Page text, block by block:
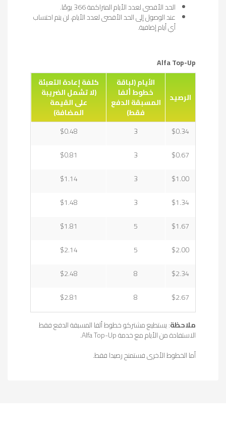
الحد الأقصى لعدد الأيام المتراكمة 366 يومًا.
عند الوصول إلى الحد الأقصى لعدد الأيام، لن يتم احتساب
أي أيام إضافية.
Alfa Top-Up
الرصيد
الأيام (لباقة
خطوط ألفا
المسبقة الدفع
فقط)
كلفة إعادة التعبئة
(لا تشمل الضريبة
على القيمة
المضافة)
$0.34
3
$0.48
$0.67
3
$0.81
$1.00
3
$1.14
$1.34
3
$1.48
$1.67
5
$1.81
$2.00
5
$2.14
$2.34
8
$2.48
$2.67
8
$2.81
ملاحظة: يستطيع مشتركو خطوط ألفا المسبقة الدفع فقط
الاستفادة من الأيام مع خدمة Alfa Top-Up.
أما الخطوط الأخرى فستمنح رصيدا فقط.